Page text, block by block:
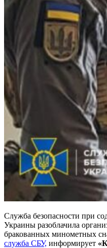
Служба безопасности при
Украины разоблачила
бракованных минометных
служба СБУ, информирует